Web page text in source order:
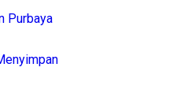
Purbaya